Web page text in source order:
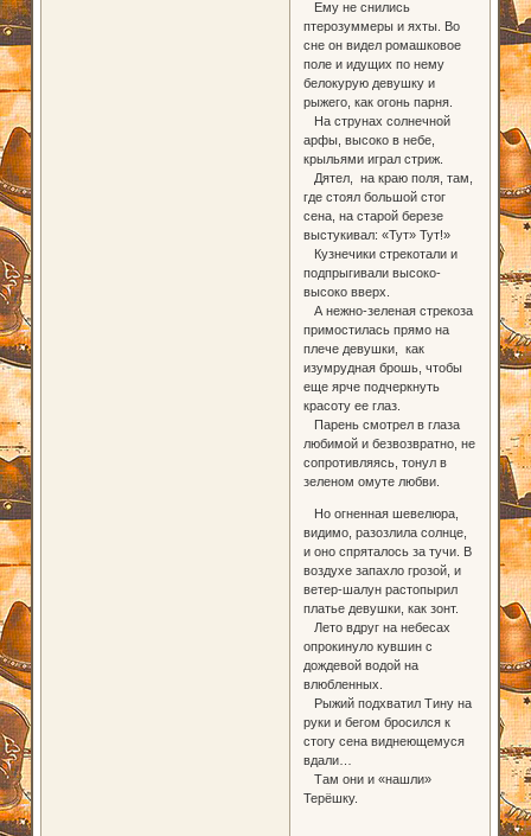
Ему не снились
птерозуммеры и яхты. Во
сне он видел ромашковое
поле и идущих по нему
белокурую девушку и
рыжего, как огонь парня.
На струнах солнечной
арфы, высоко в небе,
крыльями играл стриж.
Дятел, на краю поля, там,
где стоял большой стог
сена, на старой березе
выстукивал: «Тут» Тут!»
Кузнечики стрекотали и
подпрыгивали высоко-
высоко вверх.
А нежно-зеленая стрекоза
примостилась прямо на
плече девушки, как
изумрудная брошь, чтобы
еще ярче подчеркнуть
красоту ее глаз.
Парень смотрел в глаза
любимой и безвозвратно, не
сопротивляясь, тонул в
зеленом омуте любви.
Но огненная шевелюра,
видимо, разозлила солнце,
и оно спряталось за тучи. В
воздухе запахло грозой, и
ветер-шалун растопырил
платье девушки, как зонт.
Лето вдруг на небесах
опрокинуло кувшин с
дождевой водой на
влюбленных.
Рыжий подхватил Тину на
руки и бегом бросился к
стогу сена виднеющемуся
вдали…
Там они и «нашли»
Терёшку.